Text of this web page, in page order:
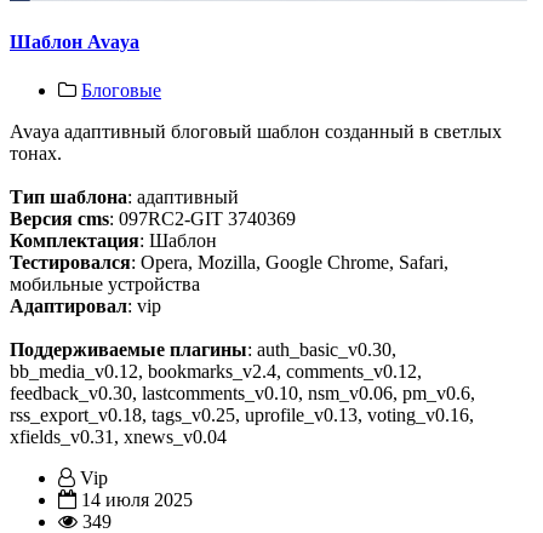
Шаблон Avaya
Блоговые
Avaya адаптивный блоговый шаблон созданный в светлых
тонах.
Тип шаблона: адаптивный
Версия cms: 097RC2-GIT 3740369
Комплектация: Шаблон
Тестировался: Opera, Mozilla, Google Chrome, Safari,
мобильные устройства
Адаптировал: vip
Поддерживаемые плагины: auth_basic_v0.30,
bb_media_v0.12, bookmarks_v2.4, comments_v0.12,
feedback_v0.30, lastcomments_v0.10, nsm_v0.06, pm_v0.6,
rss_export_v0.18, tags_v0.25, uprofile_v0.13, voting_v0.16,
xfields_v0.31, xnews_v0.04
Vip
14 июля 2025
349